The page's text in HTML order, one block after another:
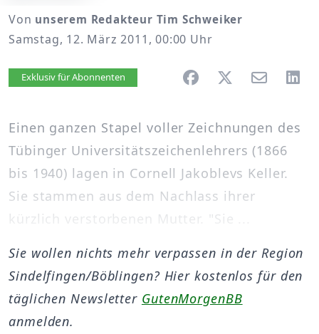
Von unserem Redakteur Tim Schweiker
Samstag, 12. März 2011, 00:00 Uhr
Artikel vorlesen
Exklusiv für Abonnenten
Einen ganzen Stapel voller Zeichnungen des
Tübinger Universitätszeichenlehrers (1866
bis 1940) lagen in Cornell Jakoblevs Keller.
Sie stammen aus dem Nachlass ihrer
kürzlich verstorbenen Mutter. "Sie ...
Sie wollen nichts mehr verpassen in der Region
Sindelfingen/Böblingen? Hier kostenlos für den
täglichen Newsletter GutenMorgenBB
anmelden.